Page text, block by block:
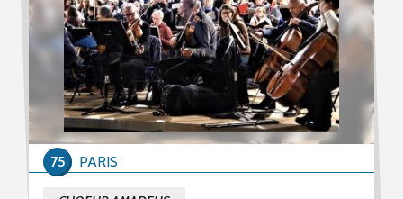
PARIS
75